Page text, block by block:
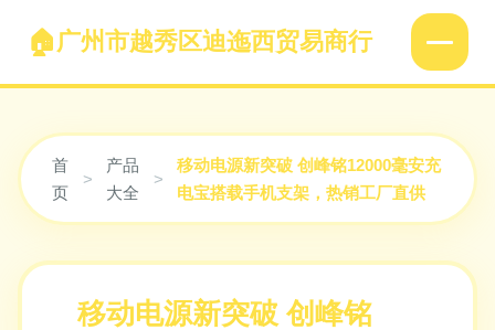
广州市越秀区迪迤西贸易商行
首
页
>
产品
大全
>
移动电源新突破 创峰铭12000毫安充
电宝搭载手机支架，热销工厂直供
移动电源新突破 创峰铭